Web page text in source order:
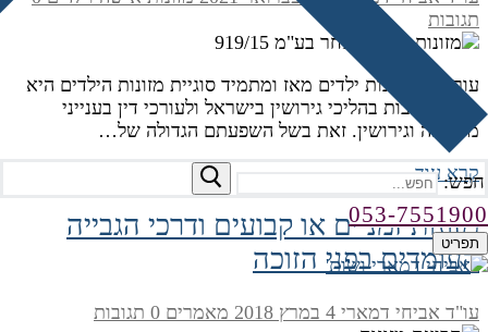
חפש:
053-7551900
תפריט
תגובות
עורך דין מזונות ילדים מאז ומתמיד סוגיית מזונות הילדים היא
בין החשובות בהליכי גירושין בישראל ולעורכי דין בענייני
משפחה וגירושין. זאת בשל השפעתם הגדולה של…
קרא עוד
מזונות זמניים או קבועים ודרכי הגבייה
העומדים בפני הזוכה
עו"ד אביחי דמארי 4 במרץ 2018 מאמרים